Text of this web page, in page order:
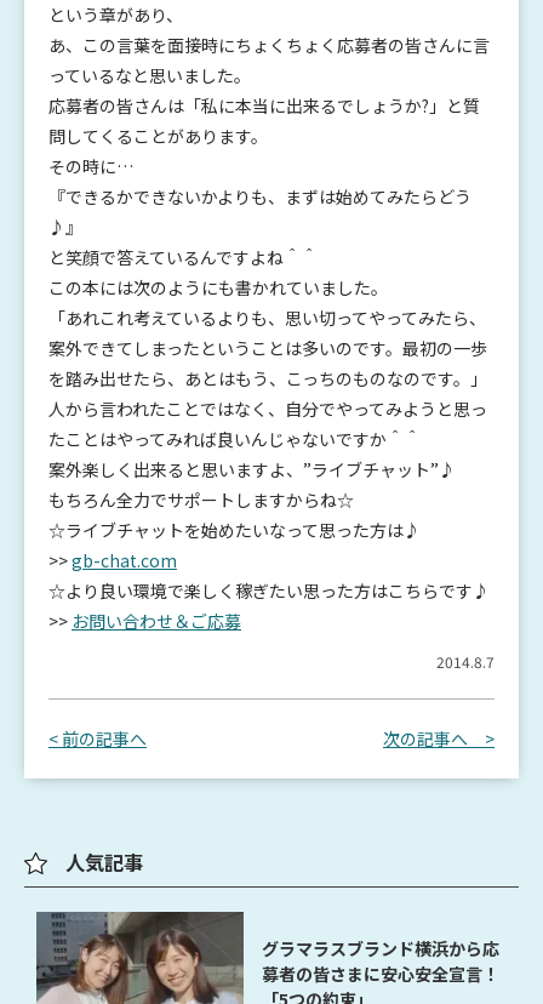
という章があり、
あ、この言葉を面接時にちょくちょく応募者の皆さんに言
っているなと思いました。
応募者の皆さんは「私に本当に出来るでしょうか?」と質
問してくることがあります。
その時に…
『できるかできないかよりも、まずは始めてみたらどう
♪』
と笑顔で答えているんですよね＾＾
この本には次のようにも書かれていました。
「あれこれ考えているよりも、思い切ってやってみたら、
案外できてしまったということは多いのです。最初の一歩
を踏み出せたら、あとはもう、こっちのものなのです。」
人から言われたことではなく、自分でやってみようと思っ
たことはやってみれば良いんじゃないですか＾＾
案外楽しく出来ると思いますよ、”ライブチャット”♪
もちろん全力でサポートしますからね☆
☆ライブチャットを始めたいなって思った方は♪
>>gb-chat.com
☆より良い環境で楽しく稼ぎたい思った方はこちらです♪
>> お問い合わせ＆ご応募
2014.8.7
< 前の記事へ 次の記事へ >
人気記事
グラマラスブランド横浜から応
募者の皆さまに安心安全宣言！